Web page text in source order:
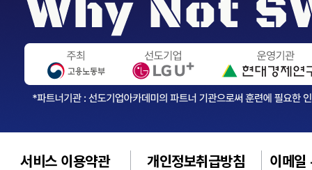
서비스 이용약관 개인정보취급방침 이메일